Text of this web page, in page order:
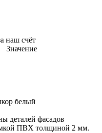
наш счёт
Значение
белый
деталей фасадов
ПВХ толщиной 2 мм.